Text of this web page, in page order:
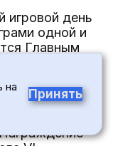
игровой день
одной и
Главным
в
на
Принять